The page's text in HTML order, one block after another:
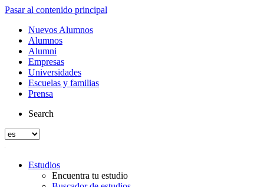
Pasar al contenido principal
Nuevos Alumnos
Alumnos
Alumni
Empresas
Universidades
Escuelas y familias
Prensa
Search
Estudios
Encuentra tu estudio